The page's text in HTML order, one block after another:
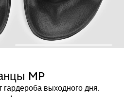
MP
выходного дня.